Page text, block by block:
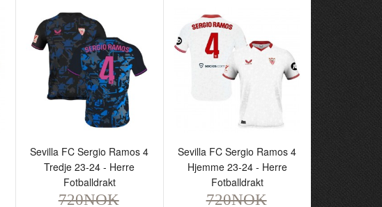
Sevilla FC Sergio Ramos 4
Tredje 23-24 - Herre
Fotballdrakt
720NOK
Sevilla FC Sergio Ramos 4
Hjemme 23-24 - Herre
Fotballdrakt
720NOK